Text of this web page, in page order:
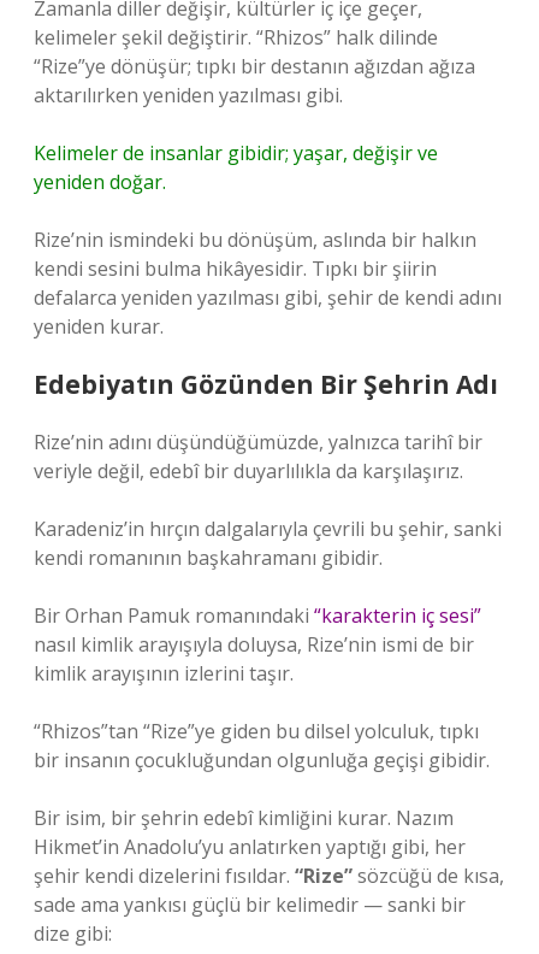
Zamanla diller değişir, kültürler iç içe geçer,
kelimeler şekil değiştirir. “Rhizos” halk dilinde
“Rize”ye dönüşür; tıpkı bir destanın ağızdan ağıza
aktarılırken yeniden yazılması gibi.
Kelimeler de insanlar gibidir; yaşar, değişir ve
yeniden doğar.
Rize’nin ismindeki bu dönüşüm, aslında bir halkın
kendi sesini bulma hikâyesidir. Tıpkı bir şiirin
defalarca yeniden yazılması gibi, şehir de kendi adını
yeniden kurar.
Edebiyatın Gözünden Bir Şehrin Adı
Rize’nin adını düşündüğümüzde, yalnızca tarihî bir
veriyle değil, edebî bir duyarlılıkla da karşılaşırız.
Karadeniz’in hırçın dalgalarıyla çevrili bu şehir, sanki
kendi romanının başkahramanı gibidir.
Bir Orhan Pamuk romanındaki “karakterin iç sesi”
nasıl kimlik arayışıyla doluysa, Rize’nin ismi de bir
kimlik arayışının izlerini taşır.
“Rhizos”tan “Rize”ye giden bu dilsel yolculuk, tıpkı
bir insanın çocukluğundan olgunluğa geçişi gibidir.
Bir isim, bir şehrin edebî kimliğini kurar. Nazım
Hikmet’in Anadolu’yu anlatırken yaptığı gibi, her
şehir kendi dizelerini fısıldar. “Rize”sözcüğü de kısa,
sade ama yankısı güçlü bir kelimedir — sanki bir
dize gibi: